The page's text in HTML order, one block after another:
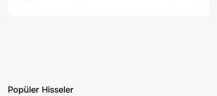
Popüler Hisseler